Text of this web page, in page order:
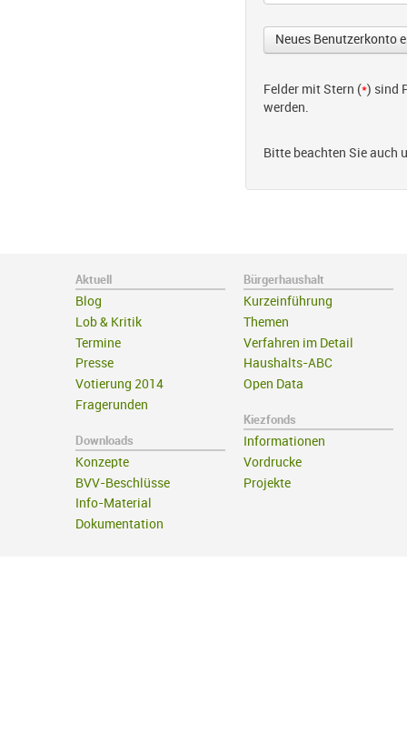
Felder mit Stern (*) sind
werden.
Bitte beachten Sie auch
Aktuell
Blog
Lob & Kritik
Termine
Presse
Votierung 2014
Fragerunden
Downloads
Konzepte
BVV-Beschlüsse
Info-Material
Dokumentation
Bürgerhaushalt
Kurzeinführung
Themen
Verfahren im Detail
Haushalts-ABC
Open Data
Kiezfonds
Informationen
Vordrucke
Projekte